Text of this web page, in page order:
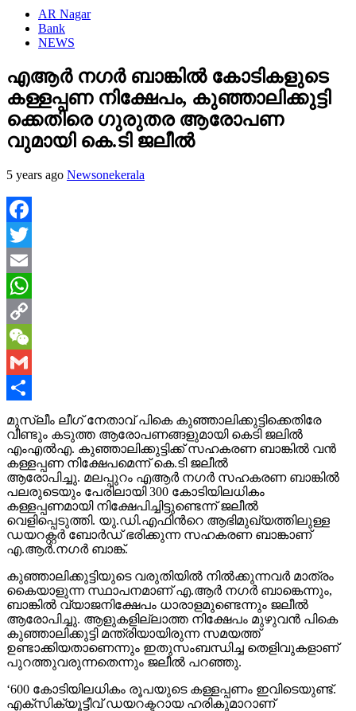
AR Nagar
Bank
NEWS
എആര്‍ നഗര്‍ ബാങ്കില്‍ കോടികളുടെ
കള്ളപ്പണ നിക്ഷേപം, കുഞ്ഞാലിക്കുട്ടി
ക്കെതിരെ ഗുരുതര ആരോപണ
വുമായി കെ.ടി ജലീല്‍
5 years ago Newsonekerala
Facebook
Twitter
Email
WhatsApp
Copy
Link
WeChat
Gmail
Share
മുസ്ലീം ലീഗ് നേതാവ് പികെ കുഞ്ഞാലിക്കുട്ടിക്കെതിരേ
വീണ്ടും കടുത്ത ആരോപണങ്ങളുമായി കെടി ജലില്‍
എംഎല്‍എ. കുഞ്ഞാലിക്കുട്ടിക്ക് സഹകരണ ബാങ്കില്‍ വന്‍
കള്ളപ്പണ നിക്ഷേപമെന്ന് കെ.ടി ജലീല്‍‍
ആരോപിച്ചു. മലപ്പുറം എആര്‍ നഗര്‍ സഹകരണ ബാങ്കില്‍
പലരുടെയും പേരിലായി 300 കോടിയിലധികം
കള്ളപ്പണമായി നിക്ഷേപിച്ചിട്ടുണ്ടെന്ന് ജലീല്‍
വെളിപ്പെടുത്തി. യു.ഡി.എഫിന്‍റെ ആഭിമുഖ്യത്തിലുള്ള
ഡയറക്റ്റർ ബോർഡ് ഭരിക്കുന്ന സഹകരണ ബാങ്കാണ്
എ.ആർ.നഗർ ബാങ്ക്.
കുഞ്ഞാലിക്കുട്ടിയുടെ വരുതിയിൽ നിൽക്കുന്നവർ മാത്രം
കൈയാളുന്ന സ്ഥാപനമാണ് എ.ആർ നഗർ ബാങ്കെന്നും,
ബാങ്കിൽ വ്യാജനിക്ഷേപം ധാരാളമുണ്ടെന്നും ജലീല്‍
ആരോപിച്ചു. ആളുകളില്ലാത്ത നിക്ഷേപം മുഴുവൻ പികെ
കുഞ്ഞാലിക്കുട്ടി മന്ത്രിയായിരുന്ന സമയത്ത്
ഉണ്ടാക്കിയതാണെന്നും ഇതുസംബന്ധിച്ച തെളിവുകളാണ്
പുറത്തുവരുന്നതെന്നും ജലീല്‍ പറഞ്ഞു.
‘600 കോടിയിലധികം രൂപയുടെ കള്ളപ്പണം ഇവിടെയുണ്ട്.
എക്‌സിക്യൂട്ടീവ് ഡയറക്ടറായ ഹരികുമാറാണ്